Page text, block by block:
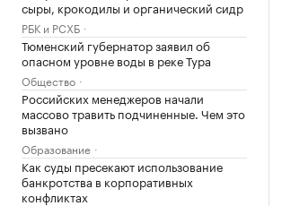
сыры, крокодилы и органический сидр
РБК и РСХБ
Тюменский губернатор заявил об
опасном уровне воды в реке Тура
Общество
Российских менеджеров начали
массово травить подчиненные. Чем это
вызвано
Образование
Как суды пресекают использование
банкротства в корпоративных
конфликтах